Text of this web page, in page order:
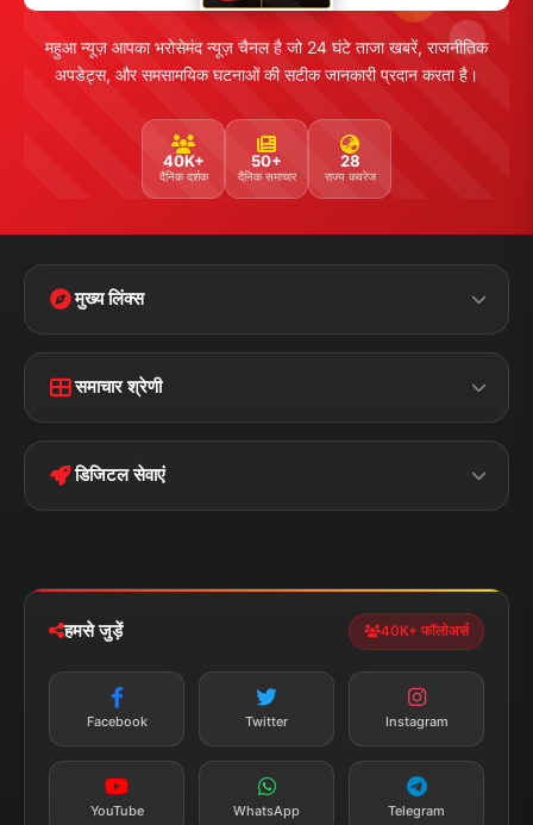
महुआ न्यूज़ आपका भरोसेमंद न्यूज़ चैनल है जो 24 घंटे ताजा खबरें, राजनीतिक
अपडेट्स, और समसामयिक घटनाओं की सटीक जानकारी प्रदान करता है।
40K+
दैनिक दर्शक
50+
दैनिक समाचार
28
राज्य कवरेज
मुख्य लिंक्स
Home Contact Us
Terms &
Conditions
Privacy Policy
समाचार श्रेणी
बिहार क्राइम
पॉलिटिकल झारखण्ड
डिजिटल सेवाएं
न्यूज़ अलर्ट
तत्काल अपडेट
सब्सक्राइब करें
हमसे जुड़ें 40K+ फॉलोअर्स
Facebook Twitter Instagram
YouTube WhatsApp Telegram